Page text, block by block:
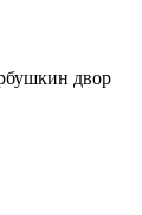
двор